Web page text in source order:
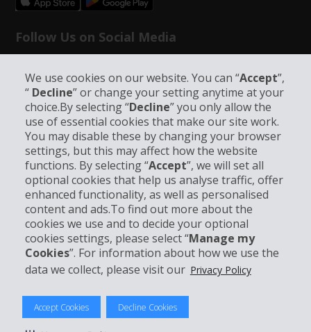
We use cookies on our website. You can “Accept”,
“ Decline” or change your setting anytime at your
choice.By selecting “Decline” you only allow the
use of essential cookies that make our site work.
You may disable these by changing your browser
settings, but this may affect how the website
functions. By selecting “Accept”, we will set all
optional cookies that help us analyse traffic, offer
enhanced functionality, as well as personalised
content and ads.To find out more about the
cookies we use and to decide your optional
cookies settings, please select “Manage my
Cookies”. For information about how we use the
data we collect, please visit our Privacy Policy
Accept Cookies Decline Cookies
Follow Us on Social Media
Info su Hertz
Business
Customer Service
Prenota con Hertz
Privacy Policy
Condizioni di Utilizzo